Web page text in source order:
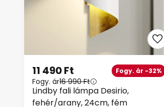
Lindby fali lámpa Desirio,
fehér/arany, 24cm, fém
11 490 Ft Fogy. ár -32%
Fogy. ár16 990 Ft